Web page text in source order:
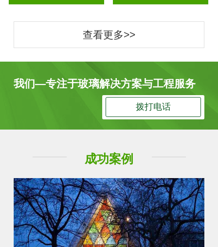
查看更多>>
我们—专注于玻璃解决方案与工程服务
拨打电话
成功案例